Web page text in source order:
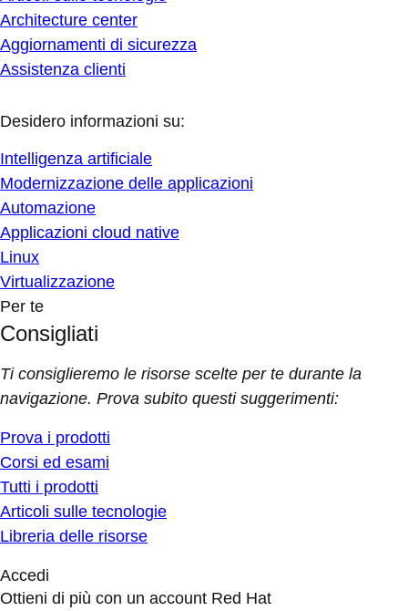
Architecture center
Aggiornamenti di sicurezza
Assistenza clienti
Desidero informazioni su:
Intelligenza artificiale
Modernizzazione delle applicazioni
Automazione
Applicazioni cloud native
Linux
Virtualizzazione
Per te
Consigliati
Ti consiglieremo le risorse scelte per te durante la
navigazione. Prova subito questi suggerimenti:
Prova i prodotti
Corsi ed esami
Tutti i prodotti
Articoli sulle tecnologie
Libreria delle risorse
Accedi
Ottieni di più con un account Red Hat